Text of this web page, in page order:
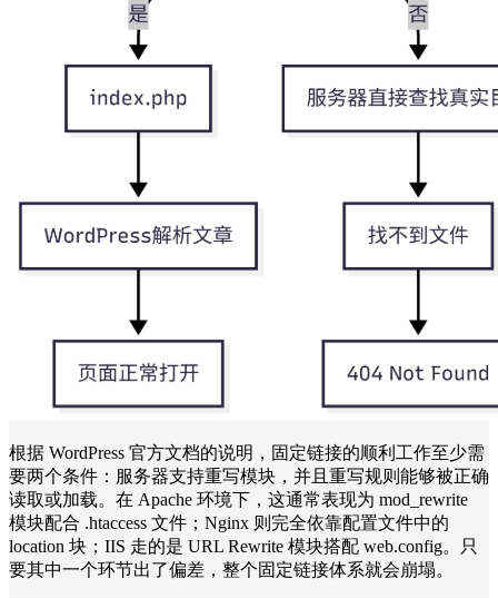
根据 WordPress 官方文档的说明，固定链接的顺利工作至少需
要两个条件：服务器支持重写模块，并且重写规则能够被正确
读取或加载。在 Apache 环境下，这通常表现为 mod_rewrite
模块配合 .htaccess 文件；Nginx 则完全依靠配置文件中的
location 块；IIS 走的是 URL Rewrite 模块搭配 web.config。只
要其中一个环节出了偏差，整个固定链接体系就会崩塌。